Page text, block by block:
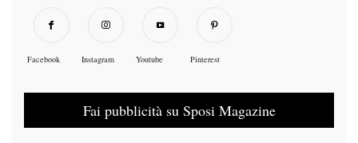
Facebook Instagram Youtube Pinterest
Fai pubblicità su Sposi Magazine